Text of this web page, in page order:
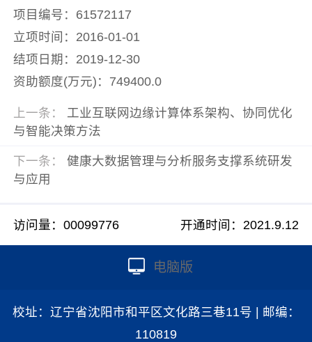
项目编号：61572117
立项时间：2016-01-01
结项日期：2019-12-30
资助额度(万元)：749400.0
上一条：
工业互联网边缘计算体系架构、协同优化
与智能决策方法
下一条：
健康大数据管理与分析服务支撑系统研发
与应用
访问量：00099776 开通时间： 2021.9.12
电脑版
校址：辽宁省沈阳市和平区文化路三巷11号 | 邮编：
110819